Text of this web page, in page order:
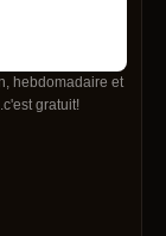
hebdomadaire et
gratuit!